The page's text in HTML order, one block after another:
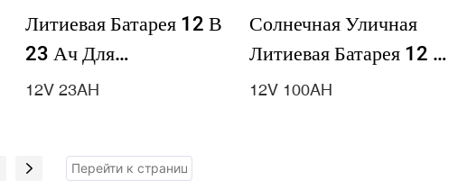
Литиевая Батарея 12 В
23 Ач Для
Электрической
36-42 Лунки
12V 23AH
Солнечная Уличная
Литиевая Батарея 12 В
100 Ач С Системой
12V 100AH